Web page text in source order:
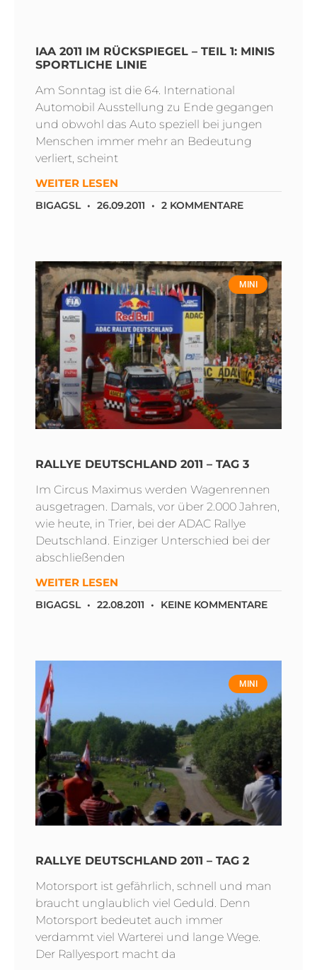
IAA 2011 IM RÜCKSPIEGEL – TEIL 1: MINIS
SPORTLICHE LINIE
Am Sonntag ist die 64. International
Automobil Ausstellung zu Ende gegangen
und obwohl das Auto speziell bei jungen
Menschen immer mehr an Bedeutung
verliert, scheint
WEITER LESEN
BIGAGSL 26.09.2011 2 KOMMENTARE
MINI
RALLYE DEUTSCHLAND 2011 – TAG 3
Im Circus Maximus werden Wagenrennen
ausgetragen. Damals, vor über 2.000 Jahren,
wie heute, in Trier, bei der ADAC Rallye
Deutschland. Einziger Unterschied bei der
abschließenden
WEITER LESEN
BIGAGSL 22.08.2011 KEINE KOMMENTARE
MINI
RALLYE DEUTSCHLAND 2011 – TAG 2
Motorsport ist gefährlich, schnell und man
braucht unglaublich viel Geduld. Denn
Motorsport bedeutet auch immer
verdammt viel Warterei und lange Wege.
Der Rallyesport macht da